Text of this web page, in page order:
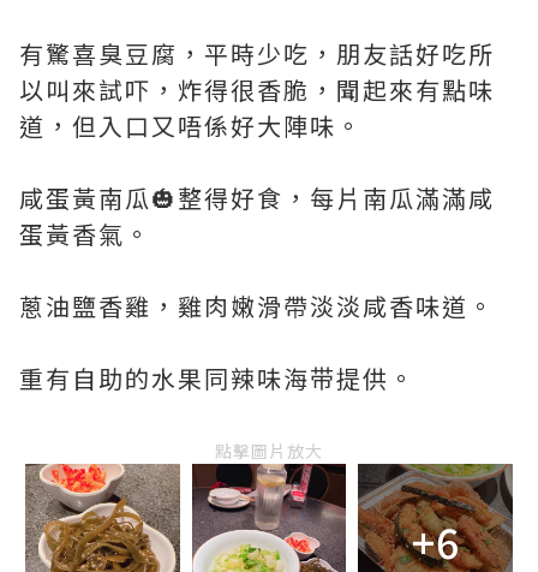
有驚喜臭豆腐，平時少吃，朋友話好吃所
以叫來試吓，炸得很香脆，聞起來有點味
道，但入口又唔係好大陣味。
咸蛋黃南瓜🎃整得好食，每片南瓜滿滿咸
蛋黃香氣。
蔥油鹽香雞，雞肉嫩滑帶淡淡咸香味道。
重有自助的水果同辣味海带提供。
點擊圖片放大
+6